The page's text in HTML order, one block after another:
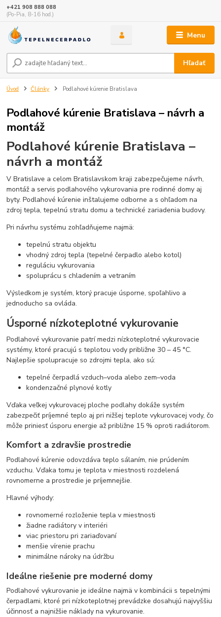
Menu
Hľadať
+421 908 888 088
(Po-Pia, 8-16 hod.)
Úvod Články Podlahové kúrenie Bratislava
Podlahové kúrenie Bratislava – návrh a
montáž
Podlahové kúrenie Bratislava –
návrh a montáž
V Bratislave a celom Bratislavskom kraji zabezpečujeme návrh,
montáž a servis podlahového vykurovania pre rodinné domy aj
byty. Podlahové kúrenie inštalujeme odborne a s ohľadom na
zdroj tepla, tepelnú stratu domu a technické zariadenia budovy.
Pri návrhu systému zohľadňujeme najmä:
tepelnú stratu objektu
vhodný zdroj tepla (tepelné čerpadlo alebo kotol)
reguláciu vykurovania
spoluprácu s chladením a vetraním
Výsledkom je systém, ktorý pracuje úsporne, spoľahlivo a
jednoducho sa ovláda.
Úsporné nízkoteplotné vykurovanie
Podlahové vykurovanie patrí medzi nízkoteplotné vykurovacie
systémy, ktoré pracujú s teplotou vody približne 30 – 45 °C.
Najlepšie spolupracuje so zdrojmi tepla, ako sú:
tepelné čerpadlá vzduch–voda alebo zem–voda
kondenzačné plynové kotly
Vďaka veľkej vykurovacej ploche podlahy dokáže systém
zabezpečiť príjemné teplo aj pri nižšej teplote vykurovacej vody, čo
môže priniesť úsporu energie až približne 15 % oproti radiátorom.
Komfort a zdravšie prostredie
Podlahové kúrenie odovzdáva teplo sálaním, nie prúdením
vzduchu. Vďaka tomu je teplota v miestnosti rozdelená
rovnomerne a prostredie je príjemnejšie.
Hlavné výhody:
rovnomerné rozloženie tepla v miestnosti
žiadne radiátory v interiéri
viac priestoru pri zariaďovaní
menšie vírenie prachu
minimálne nároky na údržbu
Ideálne riešenie pre moderné domy
Podlahové vykurovanie je ideálne najmä v kombinácii s tepelnými
čerpadlami, ktoré pri nízkoteplotnej prevádzke dosahujú najvyššiu
účinnosť a najnižšie náklady na vykurovanie.